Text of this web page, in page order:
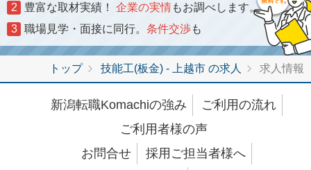
2
豊富な取材実績！ 企業の実情もお調べします。
3
職場見学・面接に同行。 条件交渉も
トップ 技能工(板金) - 上越市 の求人 求人情報
新潟転職Komachiの強み
ご利用の流れ
ご利用者様の声
お問合せ
採用ご担当者様へ